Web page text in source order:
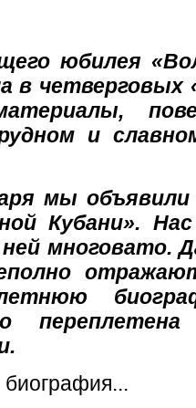
юбилея
в четверговых
и
мы
Кубани».
многовато.